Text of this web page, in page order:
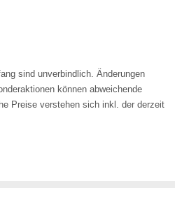
sind unverbindlich. Änderungen
können abweichende
Preise verstehen sich inkl. der derzeit